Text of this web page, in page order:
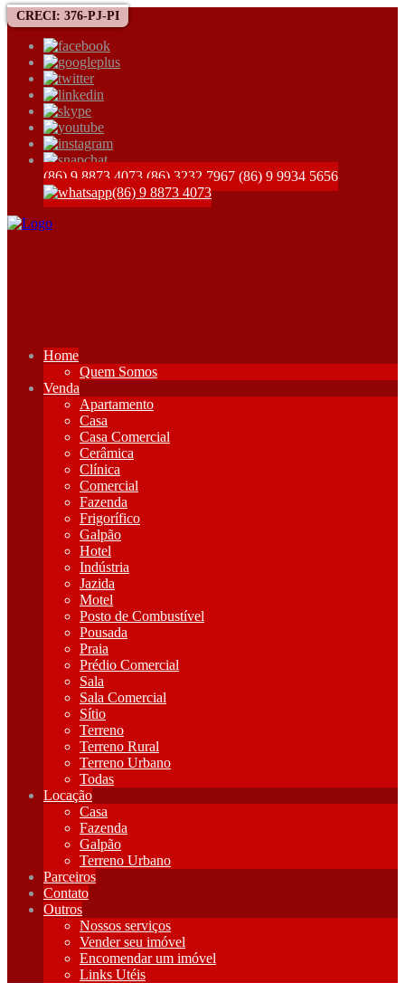
CRECI: 376-PJ-PI
(86) 9 8873 4073 (86) 3232 7967 (86) 9 9934 5656
(86) 9 8873 4073
Home
Quem Somos
Venda
Apartamento
Casa
Casa Comercial
Cerâmica
Clínica
Comercial
Fazenda
Frigorífico
Galpão
Hotel
Indústria
Jazida
Motel
Posto de Combustível
Pousada
Praia
Prédio Comercial
Sala
Sala Comercial
Sítio
Terreno
Terreno Rural
Terreno Urbano
Todas
Locação
Casa
Fazenda
Galpão
Terreno Urbano
Parceiros
Contato
Outros
Nossos serviços
Vender seu imóvel
Encomendar um imóvel
Links Utéis